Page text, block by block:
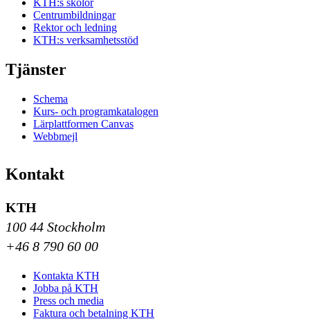
KTH:s skolor
Centrumbildningar
Rektor och ledning
KTH:s verksamhetsstöd
Tjänster
Schema
Kurs- och programkatalogen
Lärplattformen Canvas
Webbmejl
Kontakt
KTH
100 44 Stockholm
+46 8 790 60 00
Kontakta KTH
Jobba på KTH
Press och media
Faktura och betalning KTH